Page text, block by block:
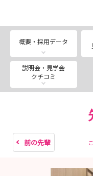
概要・採用データ
説明会・見学会
クチコミ
前の先輩